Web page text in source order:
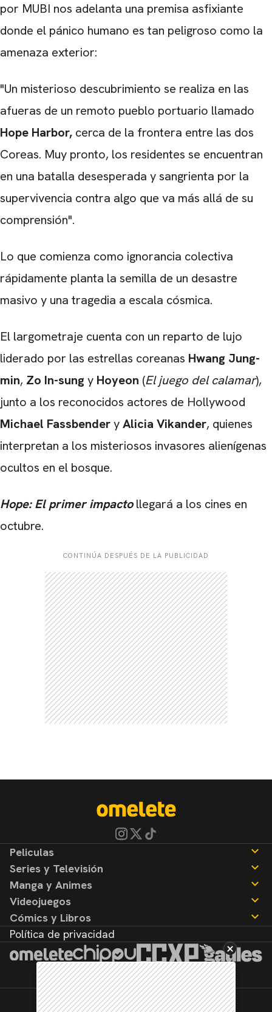
por MUBI nos adelanta una premisa asfixiante
donde el pánico humano es tan peligroso como la
amenaza exterior:
"Un misterioso descubrimiento se realiza en las
afueras de un remoto pueblo portuario llamado
Hope Harbor, cerca de la frontera entre las dos
Coreas. Muy pronto, los residentes se encuentran
en una batalla desesperada y sangrienta por la
supervivencia contra algo que va más allá de su
comprensión".
Lo que comienza como ignorancia colectiva
rápidamente planta la semilla de un desastre
masivo y una tragedia a escala cósmica.
El largometraje cuenta con un reparto de lujo
liderado por las estrellas coreanas Hwang Jung-
min, Zo In-sungy Hoyeon (El juego del calamar),
junto a los reconocidos actores de Hollywood
Michael FassbenderyAlicia Vikander, quienes
interpretan a los misteriosos invasores alienígenas
ocultos en el bosque.
Hope: El primer impactollegará a los cines en
octubre.
CONTINÚA DESPUÉS DE LA PUBLICIDAD
Peliculas
Reseñas
Series y Televisión
Noticias
Reseñas
Manga y Animes
Noticias
Reseñas
Videojuegos
Noticias
Reseñas
Cómics y Libros
Noticias
Reseñas
Política de privacidad
©2026. Todos los derechos reservados.